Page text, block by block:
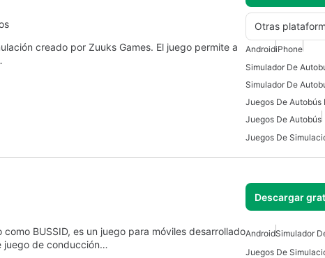
Otras
creado por Zuuks Games. El juego permite a
AndroidiPhone
Simulador De
Simulador De
Juegos De Autobús
Juegos De Autobús
Juegos De
Descargar
BUSSID, es un juego para móviles desarrollado
juego de conducción…
AndroidSimulador
Juegos De